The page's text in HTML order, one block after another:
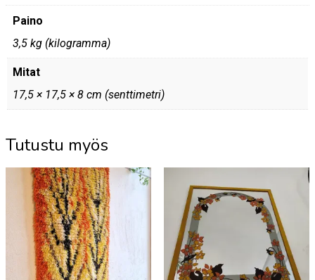
Paino
3,5 kg (kilogramma)
Mitat
17,5 × 17,5 × 8 cm (senttimetri)
Tutustu myös